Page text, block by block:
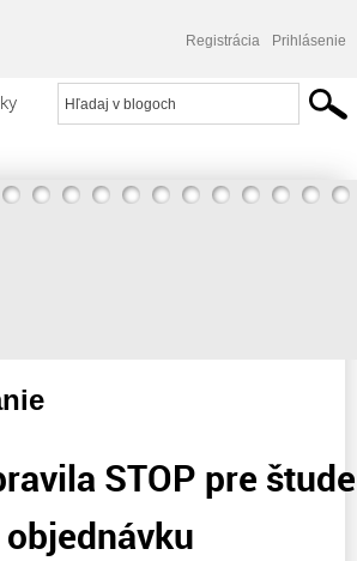
Registrácia Prihlásenie
študentské práce písané na objednávku
STOP pre